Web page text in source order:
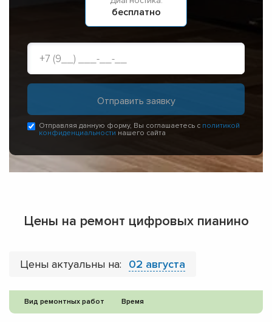
бесплатно
Отправляя данную форму, Вы соглашаетесь с политикой
конфиденциальности нашего сайта
Цены на ремонт цифровых пианино
Цены актуальны на: 02 августа
Вид ремонтных работ Время